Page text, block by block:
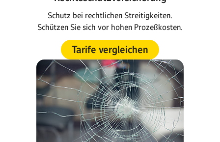
Schutz bei rechtlichen Streitigkeiten.
Schützen Sie sich vor hohen Prozeßkosten.
Tarife vergleichen